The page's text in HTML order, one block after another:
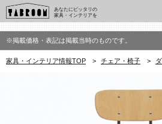
あなたにピッタリの
家具・インテリアを
※掲載価格・表記は掲載当時のものです。
家具・インテリア情報TOP > チェア・椅子 >